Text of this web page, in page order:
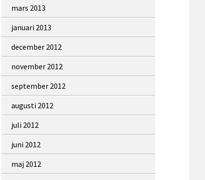
mars 2013
januari 2013
december 2012
november 2012
september 2012
augusti 2012
juli 2012
juni 2012
maj 2012